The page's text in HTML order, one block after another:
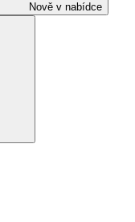
Nově v nabídce